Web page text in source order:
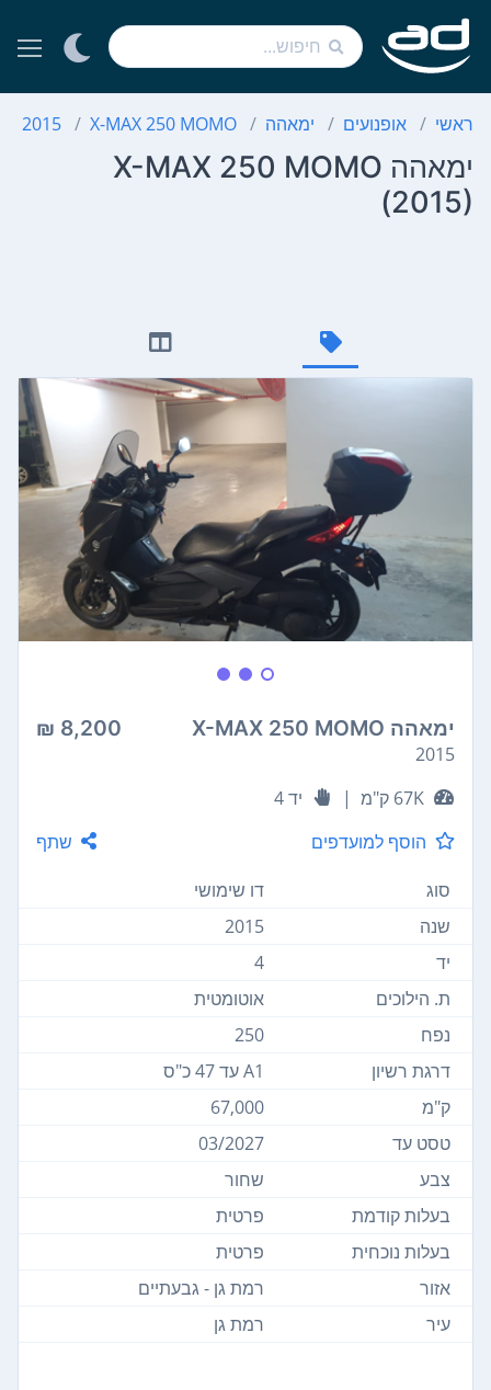
ראשי אופנועים ימאהה X-MAX 250 MOMO
2015
ימאהה X-MAX 250 MOMO
(2015)
ימאהה X-MAX 250 MOMO 8,200 ₪
2015
67K ק"מ
|
יד 4
הוסף למועדפים
שתף
סוג
דו שימושי
שנה
2015
יד
4
ת. הילוכים
אוטומטית
נפח
250
דרגת רשיון
A1 עד 47 כ"ס
ק"מ
67,000
טסט עד
03/2027
צבע
שחור
בעלות קודמת
פרטית
בעלות נוכחית
פרטית
אזור
רמת גן - גבעתיים
עיר
רמת גן